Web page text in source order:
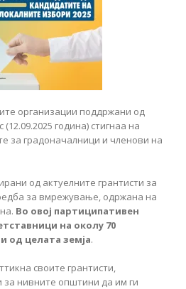
организации поддржани од
година) стигнаа на
за градоначалници и членови на
од актуелните грантисти за
за вмрежување, одржана на
Во овој партиципативен
на околу 70
од целата земја.
своите грантисти,
нивните општини да им ги